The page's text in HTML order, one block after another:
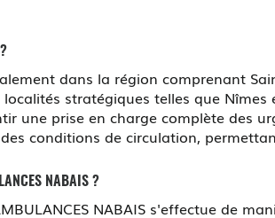
dans la région comprenant
stratégiques telles que
une prise en charge complète des
conditions de circulation,
NABAIS ?
NABAIS s'effectue de